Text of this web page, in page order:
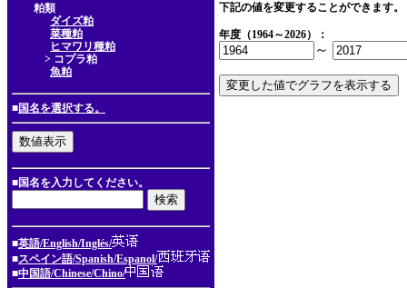
粕類
ダイズ粕
菜種粕
ヒマワリ種粕
> コプラ粕
魚粕
■国名を選択する。
■国名を入力してください。
■英語/English/Inglés/
■スペイン語/Spanish/Espanol/
■中国語/Chinese/Chino/
下記の値を変更することができます。
年度（1964～2026）：
～